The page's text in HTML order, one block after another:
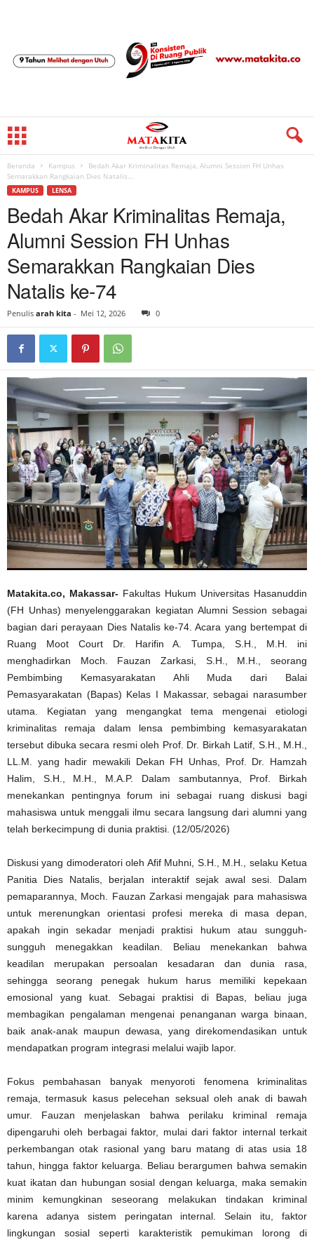
Beranda Kampus
Bedah Akar Kriminalitas Remaja, Alumni Session FH Unhas
Semarakkan Rangkaian Dies Natalis...
KAMPUS LENSA
Bedah Akar Kriminalitas Remaja,
Alumni Session FH Unhas
Semarakkan Rangkaian Dies
Natalis ke-74
Penulis arah kita - Mei 12, 2026 0
Matakita.co, Makassar- Fakultas Hukum Universitas Hasanuddin
(FH Unhas) menyelenggarakan kegiatan Alumni Session sebagai
bagian dari perayaan Dies Natalis ke-74. Acara yang bertempat di
Ruang Moot Court Dr. Harifin A. Tumpa, S.H., M.H. ini
menghadirkan Moch. Fauzan Zarkasi, S.H., M.H., seorang
Pembimbing Kemasyarakatan Ahli Muda dari Balai
Pemasyarakatan (Bapas) Kelas I Makassar, sebagai narasumber
utama. Kegiatan yang mengangkat tema mengenai etiologi
kriminalitas remaja dalam lensa pembimbing kemasyarakatan
tersebut dibuka secara resmi oleh Prof. Dr. Birkah Latif, S.H., M.H.,
LL.M. yang hadir mewakili Dekan FH Unhas, Prof. Dr. Hamzah
Halim, S.H., M.H., M.A.P. Dalam sambutannya, Prof. Birkah
menekankan pentingnya forum ini sebagai ruang diskusi bagi
mahasiswa untuk menggali ilmu secara langsung dari alumni yang
telah berkecimpung di dunia praktisi. (12/05/2026)
Diskusi yang dimoderatori oleh Afif Muhni, S.H., M.H., selaku Ketua
Panitia Dies Natalis, berjalan interaktif sejak awal sesi. Dalam
pemaparannya, Moch. Fauzan Zarkasi mengajak para mahasiswa
untuk merenungkan orientasi profesi mereka di masa depan,
apakah ingin sekadar menjadi praktisi hukum atau sungguh-
sungguh menegakkan keadilan. Beliau menekankan bahwa
keadilan merupakan persoalan kesadaran dan dunia rasa,
sehingga seorang penegak hukum harus memiliki kepekaan
emosional yang kuat. Sebagai praktisi di Bapas, beliau juga
membagikan pengalaman mengenai penanganan warga binaan,
baik anak-anak maupun dewasa, yang direkomendasikan untuk
mendapatkan program integrasi melalui wajib lapor.
Fokus pembahasan banyak menyoroti fenomena kriminalitas
remaja, termasuk kasus pelecehan seksual oleh anak di bawah
umur. Fauzan menjelaskan bahwa perilaku kriminal remaja
dipengaruhi oleh berbagai faktor, mulai dari faktor internal terkait
perkembangan otak rasional yang baru matang di atas usia 18
tahun, hingga faktor keluarga. Beliau berargumen bahwa semakin
kuat ikatan dan hubungan sosial dengan keluarga, maka semakin
minim kemungkinan seseorang melakukan tindakan kriminal
karena adanya sistem peringatan internal. Selain itu, faktor
lingkungan sosial seperti karakteristik pemukiman lorong di